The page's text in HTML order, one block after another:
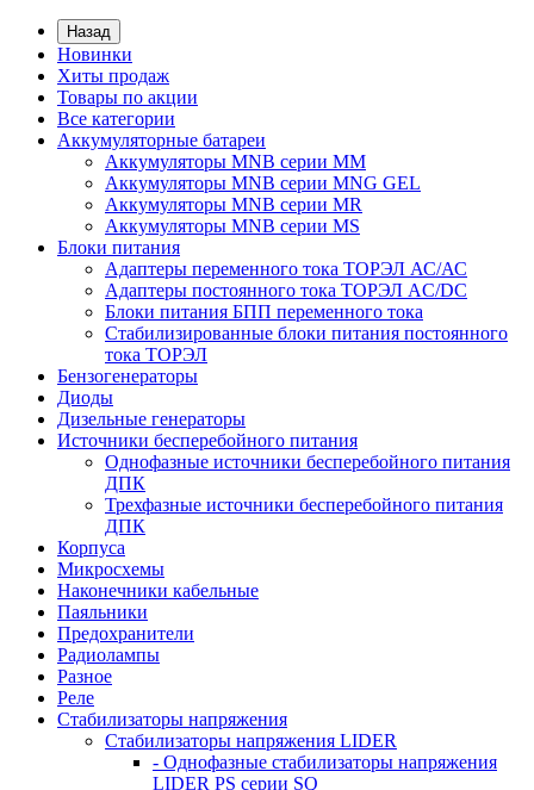
Назад
Новинки
Хиты продаж
Товары по акции
Все категории
Аккумуляторные батареи
Аккумуляторы MNB серии MM
Аккумуляторы MNB серии MNG GEL
Аккумуляторы MNB серии MR
Аккумуляторы MNB серии MS
Блоки питания
Адаптеры переменного тока ТОРЭЛ АС/АС
Адаптеры постоянного тока ТОРЭЛ AC/DC
Блоки питания БПП переменного тока
Стабилизированные блоки питания постоянного
тока ТОРЭЛ
Бензогенераторы
Диоды
Дизельные генераторы
Источники бесперебойного питания
Однофазные источники бесперебойного питания
ДПК
Трехфазные источники бесперебойного питания
ДПК
Корпуса
Микросхемы
Наконечники кабельные
Паяльники
Предохранители
Радиолампы
Разное
Реле
Стабилизаторы напряжения
Стабилизаторы напряжения LIDER
- Однофазные стабилизаторы напряжения
LIDER PS серии SQ